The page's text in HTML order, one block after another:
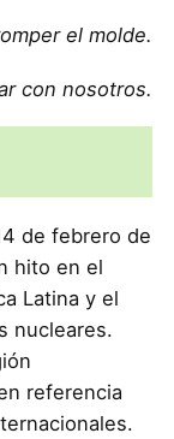
el molde.
con nosotros.
de febrero de
hito en el
Latina y el
nucleares.
referencia